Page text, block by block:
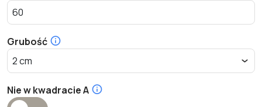
Grubość
Nie w kwadracie A